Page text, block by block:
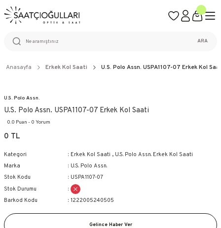
%100 ORİJİNAL ÜRÜN GARANTİSİ
WEB SİTESİNE ÖZEL FİYATLAR
ARA
Anasayfa Erkek Kol Saati U.S. Polo Assn. USPA1107-07 Erkek Kol
U.S. Polo Assn.
U.S. Polo Assn. USPA1107-07 Erkek Kol Saati
0.0 Puan - 0 Yorum
0 TL
Kategori Erkek Kol Saati , U.S. Polo Assn. Erkek Kol Saati
Marka
U.S. Polo Assn.
Stok Kodu
USPA1107-07
Stok Durumu
Barkod Kodu
1222005240505
Gelince Haber Ver